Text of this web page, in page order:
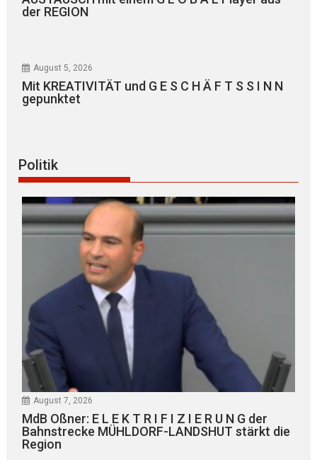
der REGION
August 5, 2026
Mit KREATIVITÄT und G E S C H Ä F T S S I N N
gepunktet
Politik
August 7, 2026
MdB Oßner: E L E K T R I F I Z I E R U N G der
Bahnstrecke MÜHLDORF-LANDSHUT stärkt die
Region